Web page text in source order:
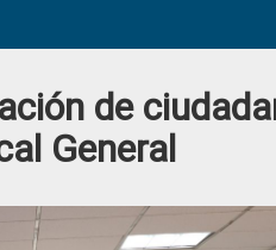
de
General